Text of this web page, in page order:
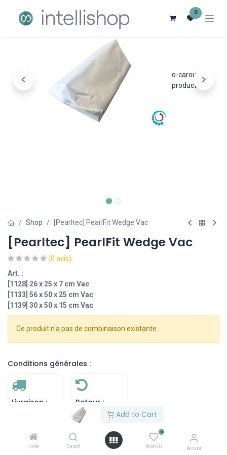
Add to Cart
Home Search
0
Wishlist Account
0
o-carousel-
product
Shop [Pearltec] PearlFit Wedge Vac
[Pearltec] PearlFit Wedge Vac
(0 avis)
Art. :
[1128] 26 x 25 x 7 cm Vac
[1133] 56 x 50 x 25 cm Vac
[1139] 30 x 50 x 15 cm Vac
Ce produit n'a pas de combinaison existante.
Conditions générales :
Livraison : Retour :
Aucun retour